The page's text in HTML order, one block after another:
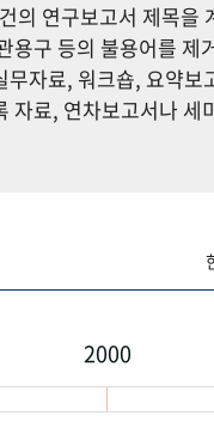
연구보고서 제목
구 등의 불용어를
자료, 워크숍, 요약
료, 연차보고서나
2000